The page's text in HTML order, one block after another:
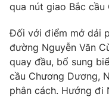
Video
VTV Money
qua nút giao Bắc cầu
Đối với điểm mở dải
đường Nguyễn Văn
quay đầu, bổ sung
cầu Chương Dương,
phân cách. Hướng đi